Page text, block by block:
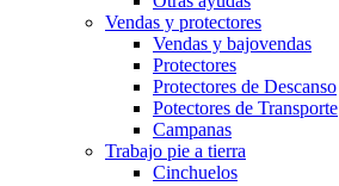
Vendas y protectores
Vendas y bajovendas
Protectores
Protectores de Descanso
Potectores de Transporte
Campanas
Trabajo pie a tierra
Cinchuelos